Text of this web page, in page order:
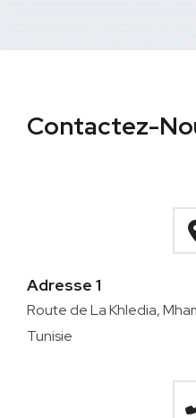
Contactez-
Adresse 1
Route de La Khledia,
Tunisie